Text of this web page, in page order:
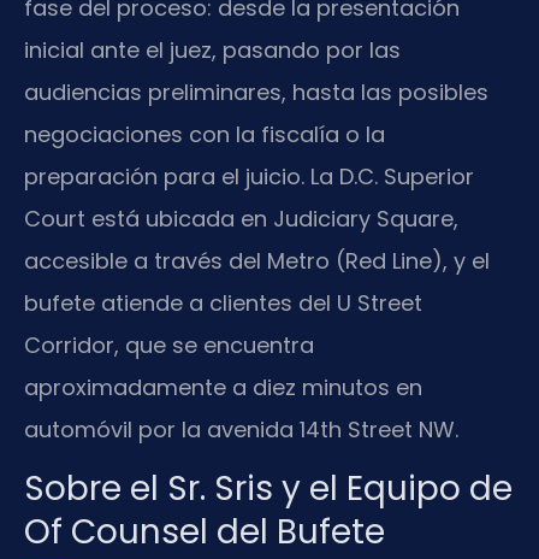
fase del proceso: desde la presentación
inicial ante el juez, pasando por las
audiencias preliminares, hasta las posibles
negociaciones con la fiscalía o la
preparación para el juicio. La D.C. Superior
Court está ubicada en Judiciary Square,
accesible a través del Metro (Red Line), y el
bufete atiende a clientes del U Street
Corridor, que se encuentra
aproximadamente a diez minutos en
automóvil por la avenida 14th Street NW.
Sobre el Sr. Sris y el Equipo de
Of Counsel del Bufete